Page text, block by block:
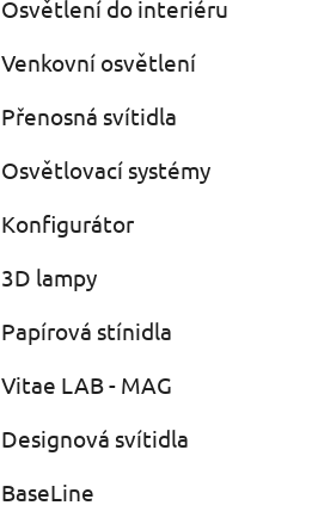
Osvětlení do interiéru
Venkovní osvětlení
Přenosná svítidla
Osvětlovací systémy
Konfigurátor
3D lampy
Papírová stínidla
Vitae LAB - MAG
Designová svítidla
BaseLine